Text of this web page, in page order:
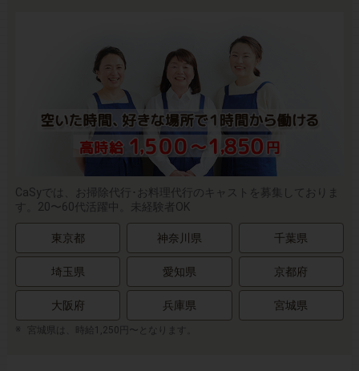
CaSyでは、お掃除代行･お料理代行のキャストを募集しておりま
す。20〜60代活躍中。未経験者OK
東京都 神奈川県 千葉県
埼玉県 愛知県 京都府
大阪府 兵庫県 宮城県
宮城県は、時給1,250円〜となります。